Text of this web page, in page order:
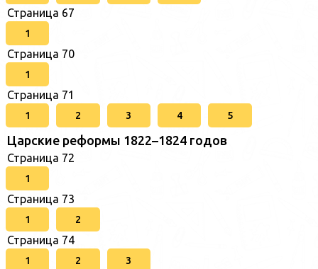
Страница 67
1
Страница 70
1
Страница 71
1 2 3 4 5
Царские реформы 1822–1824 годов
Страница 72
1
Страница 73
1 2
Страница 74
1 2 3